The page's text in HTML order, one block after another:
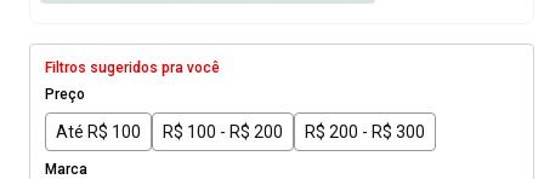
Filtros sugeridos pra você
Preço
Até R$ 100 R$ 100 - R$ 200 R$ 200 - R$ 300
Marca